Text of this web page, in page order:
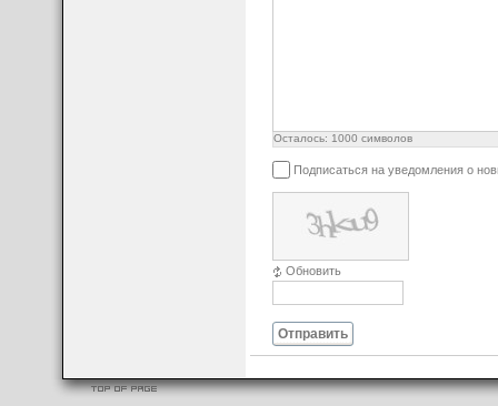
Осталось: 1000 символов
Подписаться на уведомления о
Обновить
Отправить